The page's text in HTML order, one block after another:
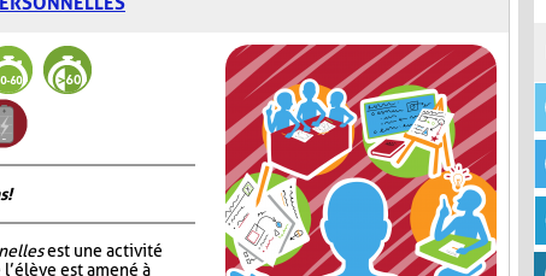
est une activité
est amené à